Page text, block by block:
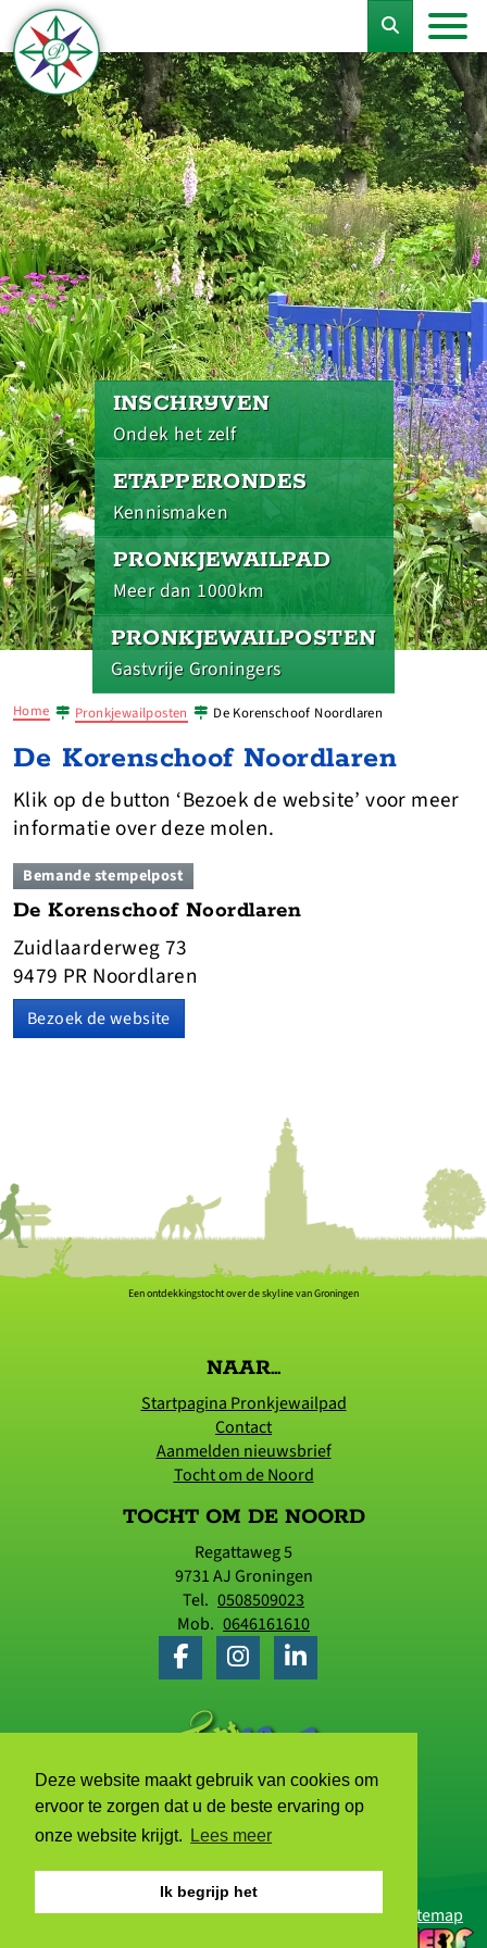
Deze website maakt gebruik van cookies om
ervoor te zorgen dat u de beste ervaring op
onze website krijgt.
Lees meer
Ik begrijp het
INSCHRIJVEN
Ondek het zelf
ETAPPERONDES
Kennismaken
PRONKJEWAILPAD
Meer dan 1000km
PRONKJEWAILPOSTEN
Gastvrije Groningers
Home Pronkjewailposten De Korenschoof Noordlaren
De Korenschoof Noordlaren
Klik op de button ‘Bezoek de website’ voor meer
informatie over deze molen.
Bemande stempelpost
De Korenschoof Noordlaren
Zuidlaarderweg 73
9479 PR Noordlaren
Bezoek de website
Een ontdekkingstocht over de skyline van Groningen
NAAR...
Startpagina Pronkjewailpad
Contact
Aanmelden nieuwsbrief
Tocht om de Noord
TOCHT OM DE NOORD
Regattaweg 5
9731 AJGroningen
Tel. 0508509023
Mob. 0646161610
© 2006 - 2026 Tocht om de Noord |Privacyverklaring Sitemap